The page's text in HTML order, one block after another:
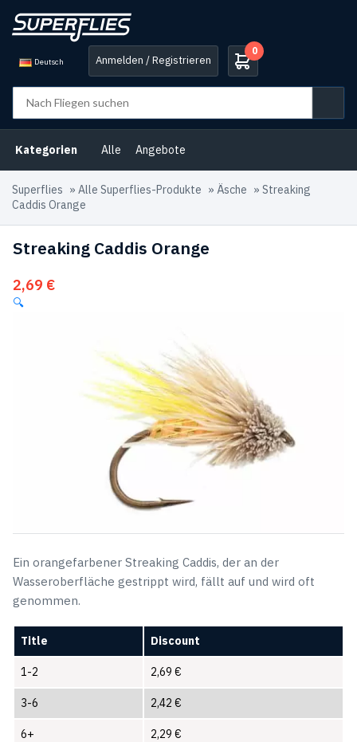
Deutsch Anmelden / Registrieren
0
Kategorien Alle Angebote
Superflies » Alle Superflies-Produkte » Äsche » Streaking
Caddis Orange
Streaking Caddis Orange
2,69 €
🔍
Ein orangefarbener Streaking Caddis, der an der
Wasseroberfläche gestrippt wird, fällt auf und wird oft
genommen.
Title Discount
1-2 2,69 €
3-6 2,42 €
6+ 2,29 €